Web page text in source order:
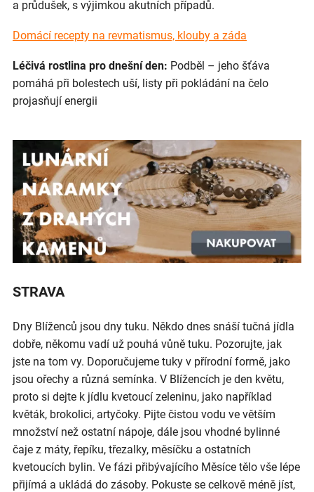
a průdušek, s výjimkou akutních případů.
Domácí recepty na revmatismus, klouby a záda
Léčivá rostlina pro dnešní den: Podběl – jeho šťáva
pomáhá při bolestech uší, listy při pokládání na čelo
projasňují energii
STRAVA
Dny Blíženců jsou dny tuku. Někdo dnes snáší tučná jídla
dobře, někomu vadí už pouhá vůně tuku. Pozorujte, jak
jste na tom vy. Doporučujeme tuky v přírodní formě, jako
jsou ořechy a různá semínka. V Blížencích je den květu,
proto si dejte k jídlu kvetoucí zeleninu, jako například
květák, brokolici, artyčoky. Pijte čistou vodu ve větším
množství než ostatní nápoje, dále jsou vhodné bylinné
čaje z máty, řepíku, třezalky, měsíčku a ostatních
kvetoucích bylin. Ve fázi přibývajícího Měsíce tělo vše lépe
přijímá a ukládá do zásoby. Pokuste se celkově méně jíst,